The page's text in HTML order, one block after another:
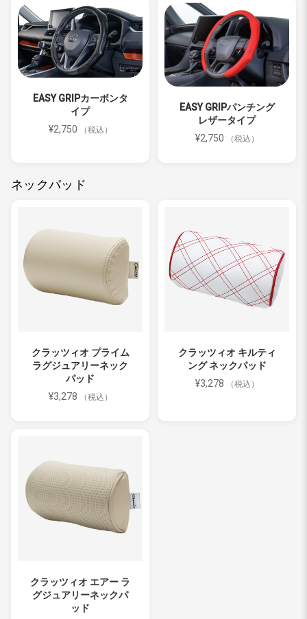
EASY GRIPカーボンタ
イプ
¥2,750
（税込）
EASY GRIPパンチング
レザータイプ
¥2,750
（税込）
ネックパッド
クラッツィオ プライム
ラグジュアリーネック
パッド
¥3,278
（税込）
クラッツィオ キルティ
ング ネックパッド
¥3,278
（税込）
クラッツィオ エアー ラ
グジュアリーネックパ
ッド